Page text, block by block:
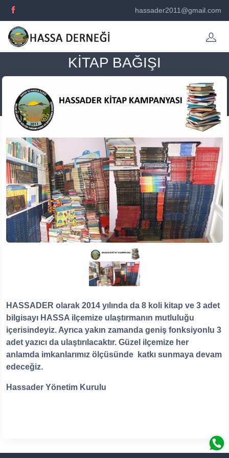
hassader2011@gmail.com
KİTAP BAĞIŞI
HASSADER olarak 2014 yılında da 8 koli kitap ve 3 adet
bilgisayı HASSA ilçemize ulaştırmanın mutluluğu
içerisindeyiz. Ayrıca yakın zamanda geniş fonksiyonlu 3
adet yazıcı da ulaştırılacaktır. Güzel ilçemize her
anlamda imkanlarımız ölçüsünde katkı sunmaya devam
edeceğiz.
Hassader Yönetim Kurulu